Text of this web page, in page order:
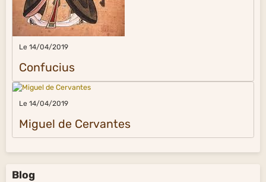
Le 14/04/2019
Confucius
Le 14/04/2019
Miguel de Cervantes
Blog